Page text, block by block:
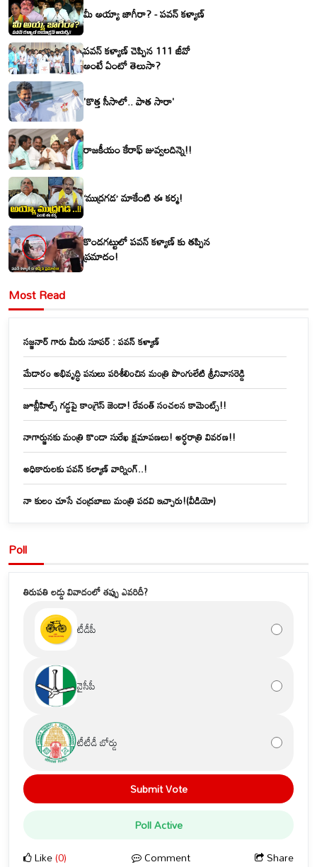
మీ అయ్యా జాగీరా? - పవన్ కళ్యాణ్
పవన్ కళ్యాణ్ చెప్పిన 111 జీవో
అంటే ఏంటో తెలుసా?
'కొత్త సీసాలో.. పాత సారా'
రాజకీయం కేరాఫ్ జువ్వలదిన్నె!!
‘ముద్రగడ’ మాకేంటి ఈ కర్మ!
కొండగట్టులో పవన్ కళ్యాణ్ కు తప్పిన
ప్రమాదం!
Most Read
సజ్జనార్ గారు మీరు సూపర్ : పవన్ కళ్యాణ్
మేడారం అభివృద్ధి పనులు పరిశీలించిన మంత్రి పొంగులేటి శ్రీనివాసరెడ్డి
జూబ్లీహిల్స్‌ గడ్డపై కాంగ్రెస్ జెండా! రేవంత్ సంచలన కామెంట్స్!!
నాగార్జునకు మంత్రి కొండా సురేఖ క్షమాపణలు! అర్ధరాత్రి వివరణ!!
అధికారులకు పవన్ కల్యాణ్ వార్నింగ్..!
నా కులం చూసే చంద్రబాబు మంత్రి పదవి ఇచ్చారు!(వీడియో)
Poll
తిరుపతి లడ్డు వివాదంలో తప్పు ఎవరిదీ?
టీడీపీ
వైసీపీ
టీటీడీ బోర్డు
Submit Vote
Poll Active
Like(0) Comment Share